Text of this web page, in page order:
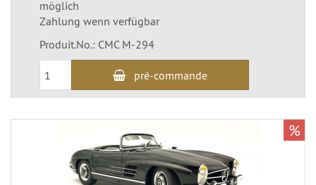
möglich
Zahlung wenn verfügbar
Produit.No.: CMC M-294
pré-commande
%